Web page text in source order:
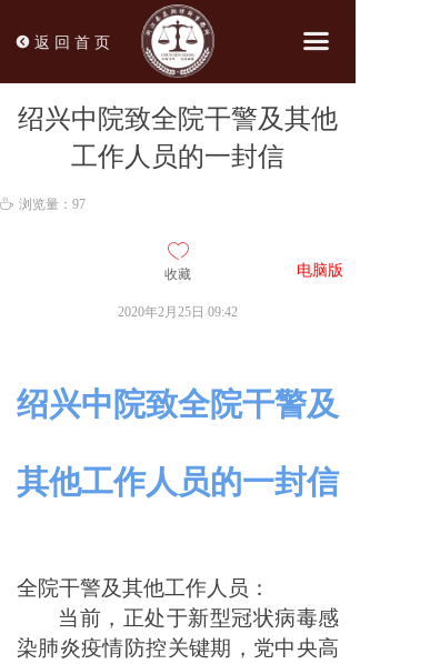
끀
뀸 返 回 首 页
绍兴中院致全院干警及其他
工作人员的一封信
绍兴中院致全院干警及
其他工作人员的一封信
全院干警及其他工作人员：
当前，正处于新型冠状病毒感
染肺炎疫情防控关键期，党中央高
2020年2月25日 09:42
ꄘ 浏览量： 97
ꄀ
收藏
电脑版